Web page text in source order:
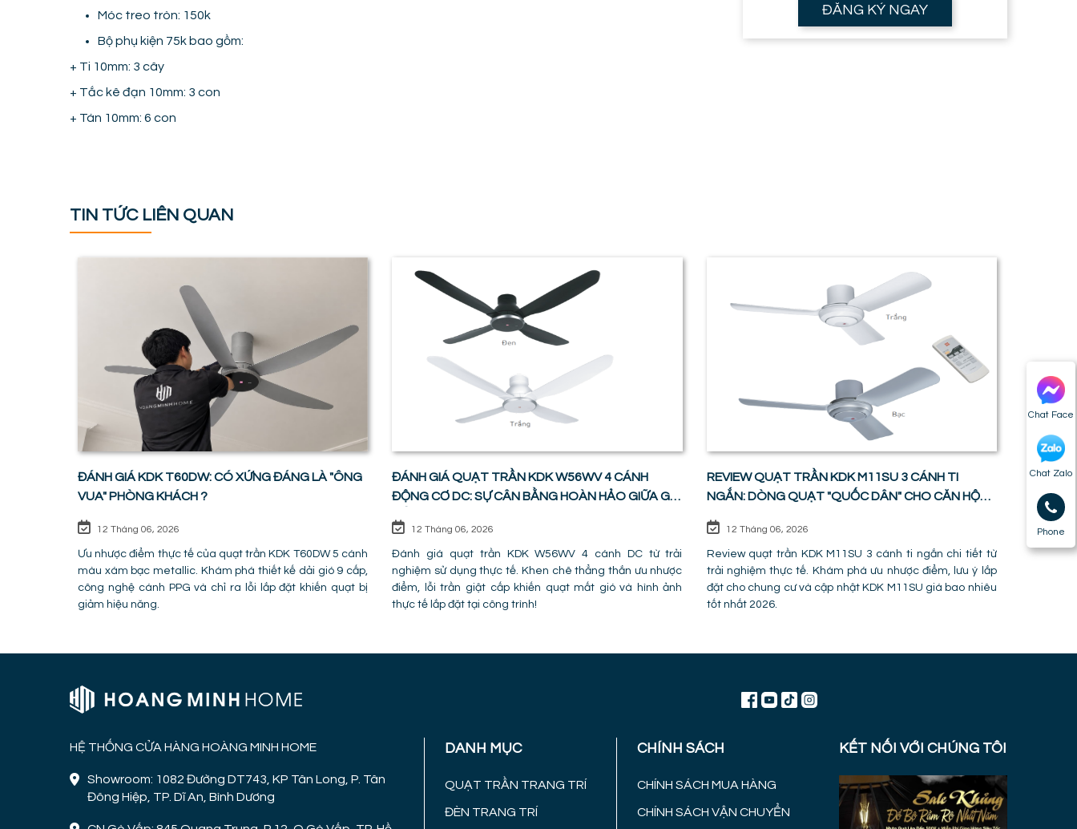
Chat Face
Chat Zalo
Phone
Móc treo tròn: 150k
Bộ phụ kiện 75k bao gồm:
+ Ti 10mm: 3 cây
+ Tắc kê đạn 10mm: 3 con
+ Tán 10mm: 6 con
ĐĂNG KÝ NGAY
TIN TỨC LIÊN QUAN
ĐÁNH GIÁ KDK T60DW: CÓ XỨNG ĐÁNG LÀ "ÔNG
VUA" PHÒNG KHÁCH ?
12 Tháng 06, 2026
Ưu nhược điểm thực tế của quạt trần KDK T60DW 5 cánh
màu xám bạc metallic. Khám phá thiết kế dải gió 9 cấp,
công nghệ cánh PPG và chỉ ra lỗi lắp đặt khiến quạt bị
giảm hiệu năng.
ĐÁNH GIÁ QUẠT TRẦN KDK W56WV 4 CÁNH
ĐỘNG CƠ DC: SỰ CÂN BẰNG HOÀN HẢO GIỮA GIÁ
12 Tháng 06, 2026
Đánh giá quạt trần KDK W56WV 4 cánh DC từ trải
nghiệm sử dụng thực tế. Khen chê thẳng thắn ưu nhược
điểm, lỗi trần giật cấp khiến quạt mất gió và hình ảnh
thực tế lắp đặt tại công trình!
REVIEW QUẠT TRẦN KDK M11SU 3 CÁNH TI
NGẮN: DÒNG QUẠT "QUỐC DÂN" CHO CĂN HỘ
12 Tháng 06, 2026
Review quạt trần KDK M11SU 3 cánh ti ngắn chi tiết từ
trải nghiệm thực tế. Khám phá ưu nhược điểm, lưu ý lắp
đặt cho chung cư và cập nhật KDK M11SU giá bao nhiêu
tốt nhất 2026.
HỆ THỐNG CỬA HÀNG HOÀNG MINH HOME
Showroom: 1082 Đường DT743, KP Tân Long, P. Tân
Đông Hiệp, TP. Dĩ An, Bình Dương
DANH MỤC
QUẠT TRẦN TRANG TRÍ
ĐÈN TRANG TRÍ
CHÍNH SÁCH
CHÍNH SÁCH MUA HÀNG
CHÍNH SÁCH VẬN CHUYỂN
KẾT NỐI VỚI CHÚNG TÔI